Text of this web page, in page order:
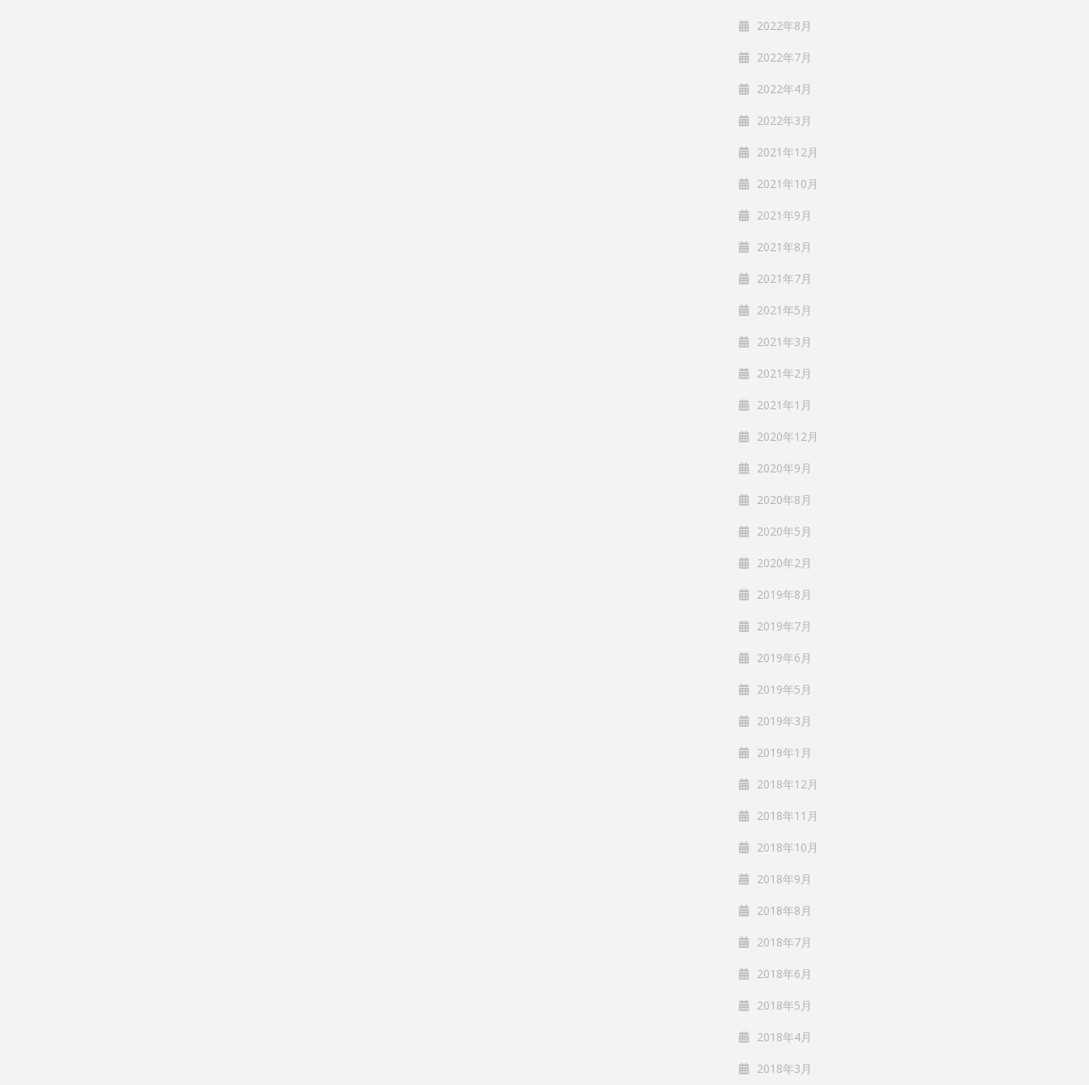
2022年8月
2022年7月
2022年4月
2022年3月
2021年12月
2021年10月
2021年9月
2021年8月
2021年7月
2021年5月
2021年3月
2021年2月
2021年1月
2020年12月
2020年9月
2020年8月
2020年5月
2020年2月
2019年8月
2019年7月
2019年6月
2019年5月
2019年3月
2019年1月
2018年12月
2018年11月
2018年10月
2018年9月
2018年8月
2018年7月
2018年6月
2018年5月
2018年4月
2018年3月